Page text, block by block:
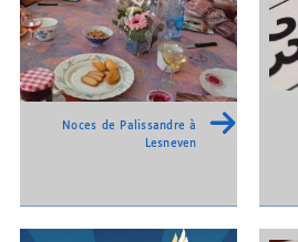
Noces de Palissandre à
Lesneven